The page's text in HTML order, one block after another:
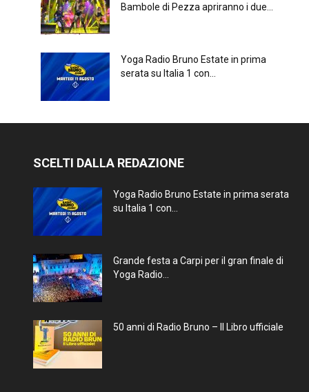
Bambole di Pezza apriranno i due...
Yoga Radio Bruno Estate in prima
serata su Italia 1 con...
SCELTI DALLA REDAZIONE
Yoga Radio Bruno Estate in prima serata
su Italia 1 con...
Grande festa a Carpi per il gran finale di
Yoga Radio...
50 anni di Radio Bruno – Il Libro ufficiale